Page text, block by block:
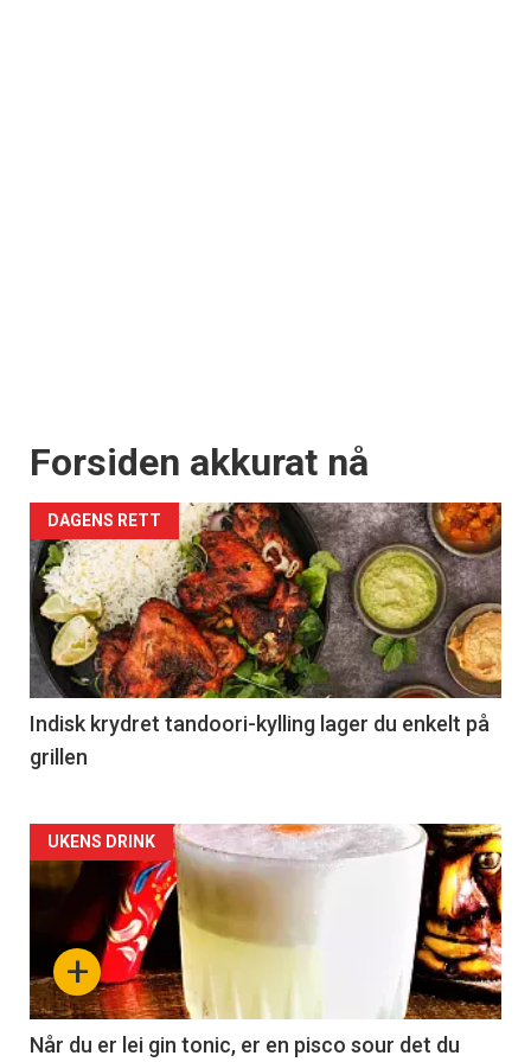
Forsiden akkurat nå
DAGENS RETT
Indisk krydret tandoori-kylling lager du enkelt på
grillen
Forsiden
akkurat
nå
-
2
+
UKENS DRINK
Når du er lei gin tonic, er en pisco sour det du